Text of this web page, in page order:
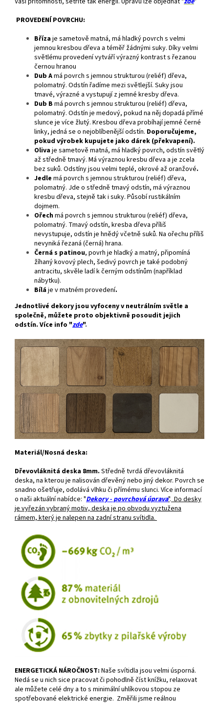
PROVEDENÍ POVRCHU:
Břízaje sametově matná, má hladký povrch s velmi
jemnou kresbou dřeva a téměř žádnými suky. Díky velmi
světlému provedení vytváří výrazný kontrast s řezanou
černou hranou
Dub Amá povrch s jemnou strukturou (reliéf) dřeva,
polomatný. Odstín řadíme mezi světlejší. Suky jsou
tmavé, výrazné a vystupují z jemné kresby dřeva.
Dub B má povrch s jemnou strukturou (reliéf) dřeva,
polomatný. Odstín je medový, pokud na něj dopadá přímé
slunce je více žlutý. Kresbou dřeva probíhají jemné černé
linky, jedná se o nejoblíbenější odstín. Doporučujeme,
pokud výrobek kupujete jako dárek (překvapení).
Olivaje sametově matná, má hladký povrch, odstín světlý
až středně tmavý. Má výraznou kresbu dřeva a je zcela
bez suků. Odstíny jsou velmi teplé, okrové až oranžové.
Jedle má povrch s jemnou strukturou (reliéf) dřeva,
polomatný. Jde o středně tmavý odstín, má výraznou
kresbu dřeva, stejně tak i suky. Působí rustikálním
dojmem.
Ořechmá povrch s jemnou strukturou (reliéf) dřeva,
polomatný. Tmavý odstín, kresba dřeva příliš
nevystupuje, odstín je hnědý včetně suků. Na ořechu příliš
nevyniká řezaná (černá) hrana.
Černá s patinou, povrh je hladký a matný, připomíná
žíhaný kovový plech, šedivý povrch je také podobný
antracitu, skvěle ladí k černým odstínům (například
nábytku).
Bíláje v matném provedení.
Jednotlivé dekory jsou vyfoceny v neutrálním světle a
společně, můžete proto objektivně posoudit jejich
odstín. Více info "zde".
Materiál/Nosná deska:
Dřevovláknitá deska 8mm. Středně tvrdá dřevovláknitá
deska, na kterou je nalisován dřevěný nebo jiný dekor. Povrch se
snadno ošetřuje, odolává vlhku či přímému slunci. Více informací
o naši aktuální nabídce: "Dekory - povrchová úprava". Do desky
je vyřezán vybraný motiv, deska je po obvodu vyztužena
rámem, který je nalepen na zadní stranu svítidla.
ENERGETICKÁ NÁROČNOST: Naše svítidla jsou velmi úsporná.
Nedá se u nich sice pracovat či pohodlně číst knížku, relaxovat
ale můžete celé dny a to s minimální uhlíkovou stopou ze
spotřebované elektrické energie. Změřili jsme reálnou